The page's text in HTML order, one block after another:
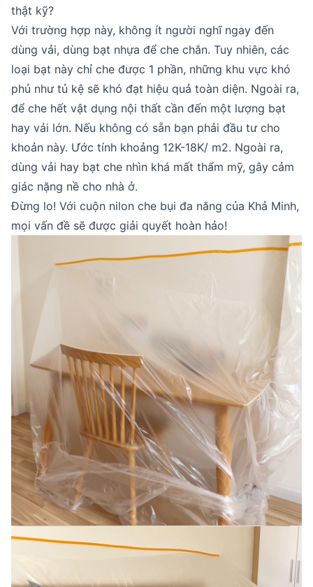
thật kỹ?
Với trường hợp này, không ít người nghĩ ngay đến
dùng vải, dùng bạt nhựa để che chắn. Tuy nhiên, các
loại bạt này chỉ che được 1 phần, những khu vực khó
phủ như tủ kệ sẽ khó đạt hiệu quả toàn diện. Ngoài ra,
để che hết vật dụng nội thất cần đến một lượng bạt
hay vải lớn. Nếu không có sẵn bạn phải đầu tư cho
khoản này. Ước tính khoảng 12K-18K/ m2. Ngoài ra,
dùng vải hay bạt che nhìn khá mất thẩm mỹ, gây cảm
giác nặng nề cho nhà ở.
Đừng lo! Với cuộn nilon che bụi đa năng của Khả Minh,
mọi vấn đề sẽ được giải quyết hoàn hảo!